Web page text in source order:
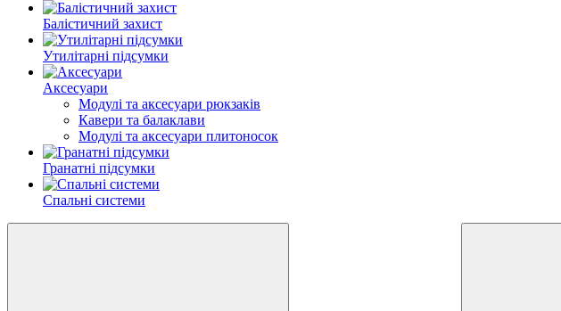
Балістичний захист
Утилітарні підсумки
Аксесуари
Модулі та аксесуари рюкзаків
Кавери та балаклави
Модулі та аксесуари плитоносок
Гранатні підсумки
Спальні системи